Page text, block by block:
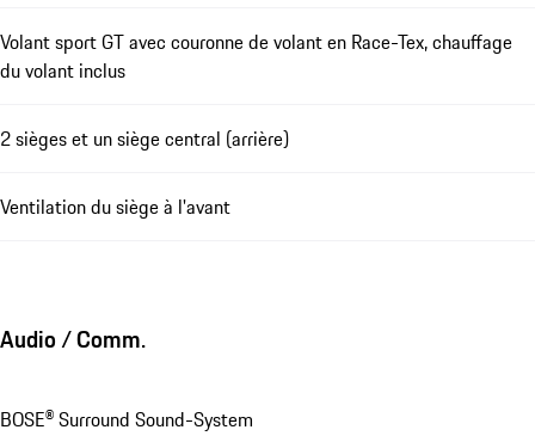
Volant sport GT avec couronne de volant en Race-Tex, chauffage
du volant inclus
2 sièges et un siège central (arrière)
Ventilation du siège à l'avant
Audio / Comm.
BOSE® Surround Sound-System